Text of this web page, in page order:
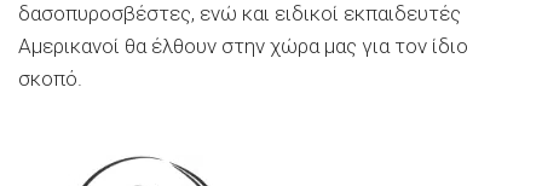
δασοπυροσβέστες, ενώ και ειδικοί εκπαιδευτές
Αμερικανοί θα έλθουν στην χώρα μας για τον ίδιο
σκοπό.